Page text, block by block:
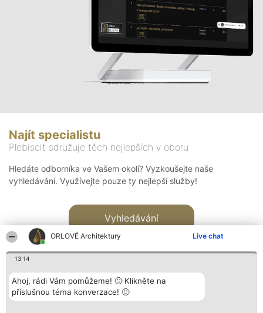
ORLOVÉ Architektury Live chat
13:14
Ahoj, rádi Vám pomůžeme! 🙂 Klikněte na
příslušnou téma konverzace! 🙂
Najít specialistu
Plebiscit sdružuje těch nejlepších v oboru
Hledáte odborníka ve Vašem okolí? Vyzkoušejte naše
vyhledávání. Využívejte pouze ty nejlepší služby!
Vyhledávání